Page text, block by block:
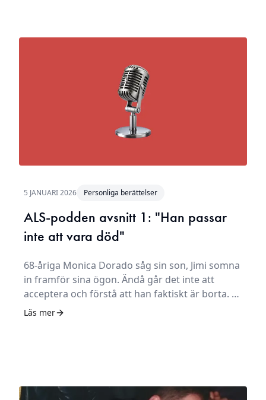
5 JANUARI 2026 Personliga berättelser
ALS-podden avsnitt 1: "Han passar
inte att vara död"
68-åriga Monica Dorado såg sin son, Jimi somna
in framför sina ögon. Ändå går det inte att
acceptera och förstå att han faktiskt är borta. –
Jag har inte förstått det än, säger hon.
Läs mer